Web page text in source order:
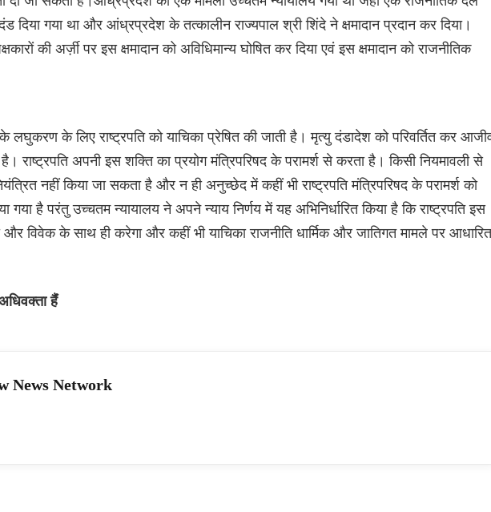
दिया गया था और आंध्रप्रदेश के तत्कालीन राज्यपाल श्री शिंदे ने क्षमादान प्रदान कर दिया।
की अर्ज़ी पर इस क्षमादान को अविधिमान्य घोषित कर दिया एवं इस क्षमादान को राजनीतिक
लघुकरण के लिए राष्ट्रपति को याचिका प्रेषित की जाती है। मृत्यु दंडादेश को परिवर्तित कर
राष्ट्रपति अपनी इस शक्ति का प्रयोग मंत्रिपरिषद के परामर्श से करता है। किसी नियमावली से
नहीं किया जा सकता है और न ही अनुच्छेद में कहीं भी राष्ट्रपति मंत्रिपरिषद के परामर्श को
गया है परंतु उच्चतम न्यायालय ने अपने न्याय निर्णय में यह अभिनिर्धारित किया है कि राष्ट्रपति इस
और विवेक के साथ ही करेगा और कहीं भी याचिका राजनीति धार्मिक और जातिगत मामले पर आधारित
हैंं
News Network